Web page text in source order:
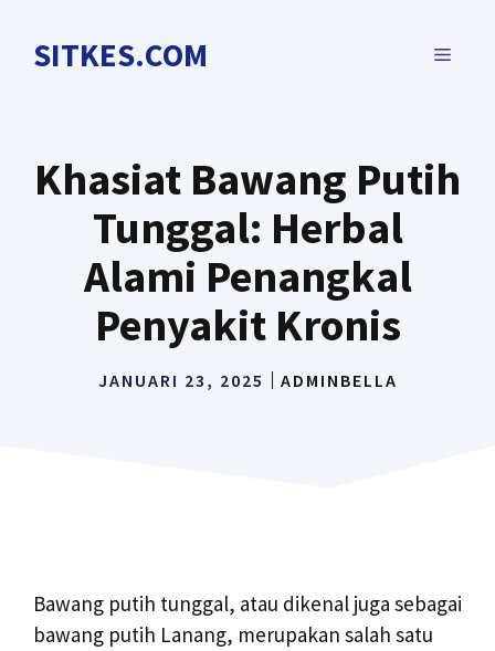
SITKES.COM MENU
Khasiat Bawang Putih
Tunggal: Herbal
Alami Penangkal
Penyakit Kronis
JANUARI 23, 2025 ADMINBELLA
Bawang putih tunggal, atau dikenal juga sebagai
bawang putih Lanang, merupakan salah satu